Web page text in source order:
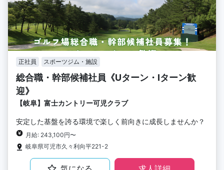
正社員 スポーツジム・施設
総合職・幹部候補社員《Uターン・Iターン歓
迎》
【岐阜】富士カントリー可児クラブ
安定した基盤を誇る環境で楽しく前向きに成長しませんか？
月給: 243,100円〜
岐阜県可児市久々利向平221-2